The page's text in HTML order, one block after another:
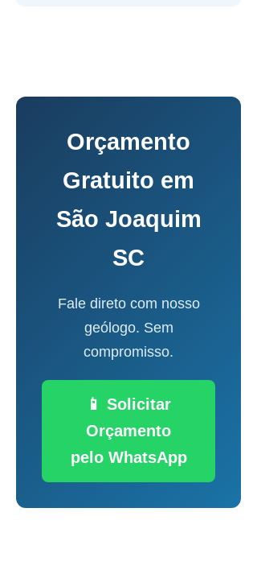
Orçamento
Gratuito em
São Joaquim
SC
Fale direto com nosso
geólogo. Sem
compromisso.
📱 Solicitar
Orçamento
pelo WhatsApp